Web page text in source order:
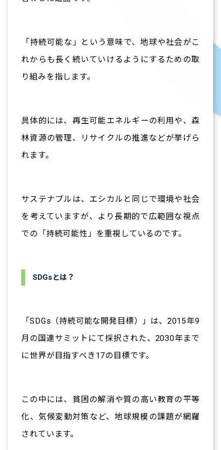
「持続可能な」という意味で、地球や社会がこ
れからも長く続いていけるようにするための取
り組みを指します。
具体的には、再生可能エネルギーの利用や、森
林資源の管理、リサイクルの推進などが挙げら
れます。
サステナブルは、エシカルと同じで環境や社会
を考えていますが、より長期的で広範囲な視点
での「持続可能性」を重視しているのです。
SDGsとは？
「SDGs（持続可能な開発目標）」は、2015年9
月の国連サミットにて採択された、2030年まで
に世界が目指すべき17の目標です。
この中には、貧困の解消や質の高い教育の平等
化、気候変動対策など、地球規模の課題が網羅
されています。